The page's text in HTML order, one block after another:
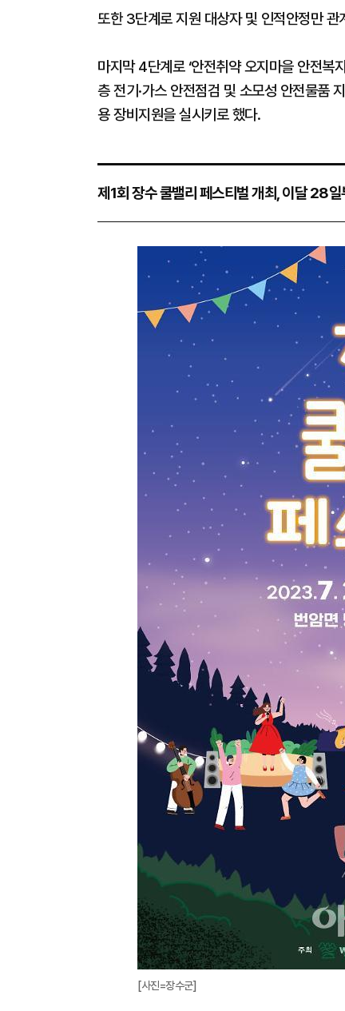
또한 3단계로 지원 대상자 및 인적안정만 관
마지막 4단계로 ‘안전취약 오지마을 안전복
층 전기·가스 안전점검 및 소모성 안전물품
용 장비지원을 실시키로 했다.
제1회 장수 쿨밸리 페스티벌 개최, 이달 28
[사진=장수군]